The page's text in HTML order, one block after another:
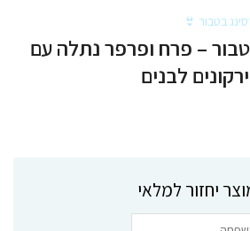
בטבור 👙
– פרח ופרפר נתלה עם
לבנים
יחזור למלאי